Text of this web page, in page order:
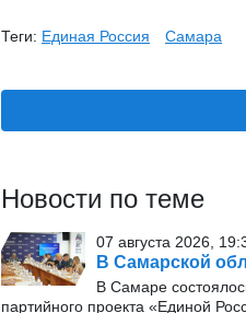
Теги: Единая Россия Самара
Новости по теме
07 августа 2026,
В Самарской
В Самаре
партийного проекта «Единой